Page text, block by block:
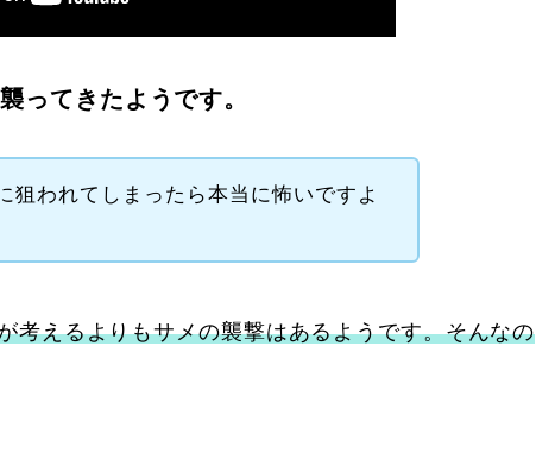
ってきたようです。
狙われてしまったら本当に怖いですよ
考えるよりもサメの襲撃はあるようです。そんなの